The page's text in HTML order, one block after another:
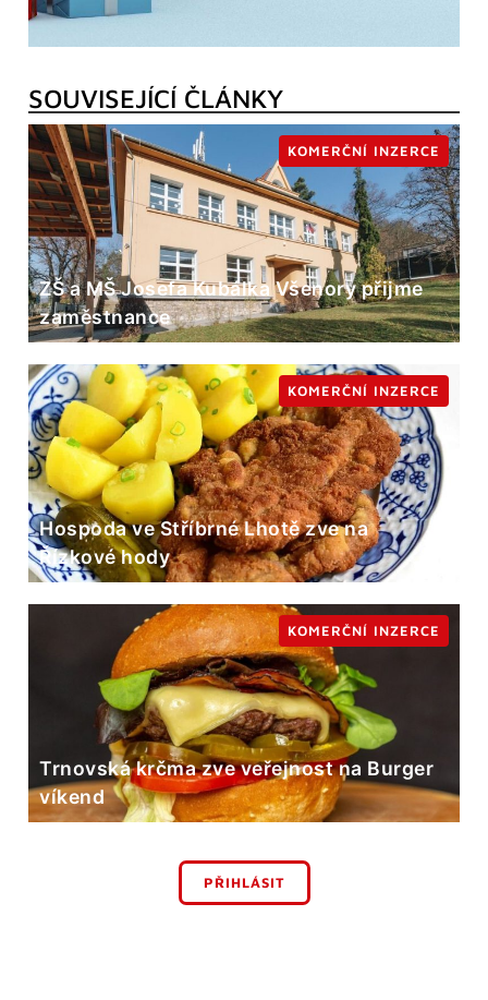
SOUVISEJÍCÍ ČLÁNKY
ZŠ a MŠ Josefa Kubálka Všenory přijme
zaměstnance
KOMERČNÍ INZERCE
Hospoda ve Stříbrné Lhotě zve na
Řízkové hody
KOMERČNÍ INZERCE
Trnovská krčma zve veřejnost na Burger
víkend
KOMERČNÍ INZERCE
PŘIHLÁSIT